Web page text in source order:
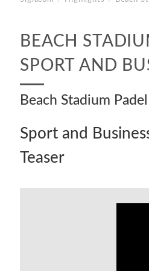
BEACH
SPORT AND
Beach Stadium
Sport and
Teaser